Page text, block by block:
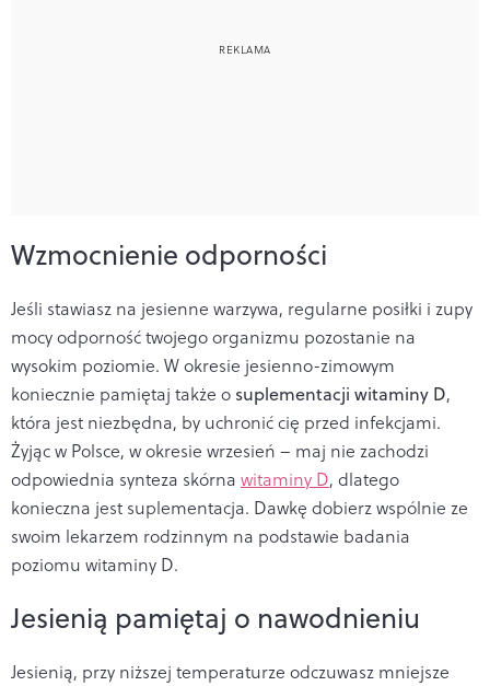
Wzmocnienie odporności
Jeśli stawiasz na jesienne warzywa, regularne posiłki i zupy
mocy odporność twojego organizmu pozostanie na
wysokim poziomie. W okresie jesienno-zimowym
koniecznie pamiętaj także o suplementacji witaminy D,
która jest niezbędna, by uchronić cię przed infekcjami.
Żyjąc w Polsce, w okresie wrzesień – maj nie zachodzi
odpowiednia synteza skórna witaminy D, dlatego
konieczna jest suplementacja. Dawkę dobierz wspólnie ze
swoim lekarzem rodzinnym na podstawie badania
poziomu witaminy D.
Jesienią pamiętaj o nawodnieniu
Jesienią, przy niższej temperaturze odczuwasz mniejsze